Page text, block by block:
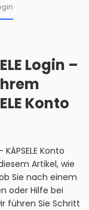
Login –
Konto
Konto
Artikel, wie
Sie nach einem
oder Hilfe bei
führen Sie Schritt